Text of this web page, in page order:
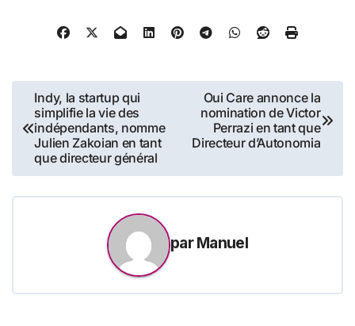
Technologies et des
Affaires (ESTA) de Belfort en
Navigation
de
l’article
Indy, la startup qui
simplifie la vie des
indépendants, nomme
Julien Zakoian en tant
que directeur général
Oui Care annonce la
nomination de Victor
Perrazi en tant que
Directeur d’Autonomia
parManuel